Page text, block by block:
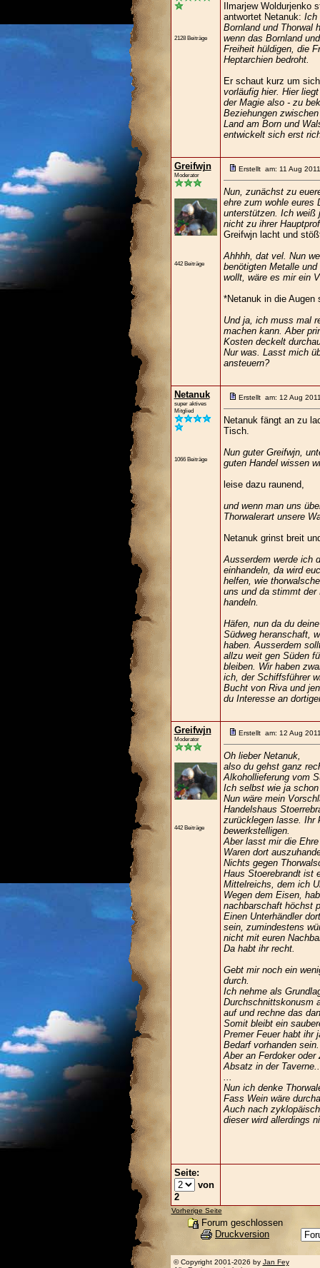
2128 Beiträge
Ilmarjew
antwortet Netanuk: Ich
Bornland und Thorwal
wenn das Bornland
Freiheit hüldigen, die
Heptarchien bedroht.
Er schaut kurz um
vorläufig hier. Hier
der Magie also - zu
Beziehungen
Land am Born und
entwickelt sich erst
Greifwjn
Moderator
442 Beiträge
Erstellt am: 11 Aug
Nun, zunächst zu
ehre zum wohle eures
unterstützen. Ich weiß
nicht zu ihrer
Greifwjn lacht und
Ahhhh, dat vel. Nun
benötigten Metalle
wollt, wäre es mir ein
*Netanuk in die Augen
Und ja, ich muss mal
machen kann. Aber
Kosten deckelt
Nur was. Lasst mich
ansteuern?
Netanuk
super aktives
Mitglied
1066 Beiträge
Erstellt am: 12 Aug
Netanuk fängt an zu
Tisch.
Nun guter Greifwjn,
guten Handel wissen
leise dazu raunend,
und wenn man uns
Thorwalerart unsere
Netanuk grinst breit
Ausserdem werde ich
einhandeln, da wird
helfen, wie
uns und da stimmt
handeln.
Häfen, nun da du
Südweg heranschaft,
haben. Ausserdem
allzu weit gen Süden
bleiben. Wir haben
ich, der Schiffsführer
Bucht von Riva und
du Interesse an
Greifwjn
Moderator
442 Beiträge
Erstellt am: 12 Aug
Oh lieber Netanuk,
also du gehst ganz
Alkohollieferung vom
Ich selbst wie ja
Nun wäre mein
Handelshaus
zurücklegen lasse. Ihr
bewerkstelligen.
Aber lasst mir die
Waren dort
Nichts gegen
Haus Stoerebrandt ist
Mittelreichs, dem ich
Wegen dem Eisen,
nachbarschaft höchst
Einen Unterhändler
sein, zumindestens
nicht mit euren
Da habt ihr recht.
Gebt mir noch ein
durch.
Ich nehme als
Durchschnittskonusm
auf und rechne das
Somit bleibt ein
Premer Feuer habt ihr
Bedarf vorhanden sein.
Aber an Ferdoker
Absatz in der
...
Nun ich denke
Fass Wein wäre
Auch nach
dieser wird allerdings
Seite:
von
2
Vorherige Seite
Forum geschlossen
Druckversion
© Copyright 2001-2026 by Jan Fey